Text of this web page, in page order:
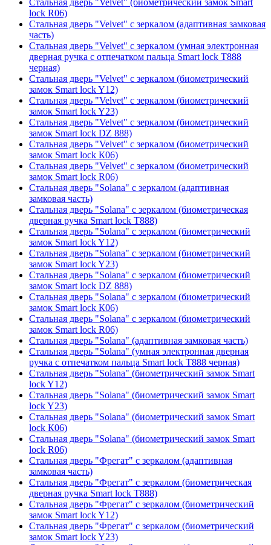
lock R06)
Стальная дверь "Velvet" с зеркалом (адаптивная замковая
часть)
Стальная дверь "Velvet" с зеркалом (умная электронная
дверная ручка с отпечатком пальца Smart lock T888
черная)
Стальная дверь "Velvet" с зеркалом (биометрический
замок Smart lock Y12)
Стальная дверь "Velvet" с зеркалом (биометрический
замок Smart lock Y23)
Стальная дверь "Velvet" с зеркалом (биометрический
замок Smart lock DZ 888)
Стальная дверь "Velvet" с зеркалом (биометрический
замок Smart lock К06)
Стальная дверь "Velvet" с зеркалом (биометрический
замок Smart lock R06)
Стальная дверь "Solana" с зеркалом (адаптивная
замковая часть)
Стальная дверь "Solana" с зеркалом (биометрическая
дверная ручка Smart lock T888)
Стальная дверь "Solana" с зеркалом (биометрический
замок Smart lock Y12)
Стальная дверь "Solana" с зеркалом (биометрический
замок Smart lock Y23)
Стальная дверь "Solana" с зеркалом (биометрический
замок Smart lock DZ 888)
Стальная дверь "Solana" с зеркалом (биометрический
замок Smart lock К06)
Стальная дверь "Solana" с зеркалом (биометрический
замок Smart lock R06)
Стальная дверь "Solana" (адаптивная замковая часть)
Стальная дверь "Solana" (умная электронная дверная
ручка с отпечатком пальца Smart lock T888 черная)
Стальная дверь "Solana" (биометрический замок Smart
lock Y12)
Стальная дверь "Solana" (биометрический замок Smart
lock Y23)
Стальная дверь "Solana" (биометрический замок Smart
lock К06)
Стальная дверь "Solana" (биометрический замок Smart
lock R06)
Стальная дверь "Фрегат" с зеркалом (адаптивная
замковая часть)
Стальная дверь "Фрегат" с зеркалом (биометрическая
дверная ручка Smart lock T888)
Стальная дверь "Фрегат" с зеркалом (биометрический
замок Smart lock Y12)
Стальная дверь "Фрегат" с зеркалом (биометрический
замок Smart lock Y23)